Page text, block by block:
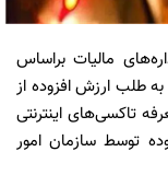
مالیات براساس
به طلب ارزش افزوده از
با افزایش ۱۰ درصدی تعرفه تاکسی‌های اینترنتی
توسط سازمان امور